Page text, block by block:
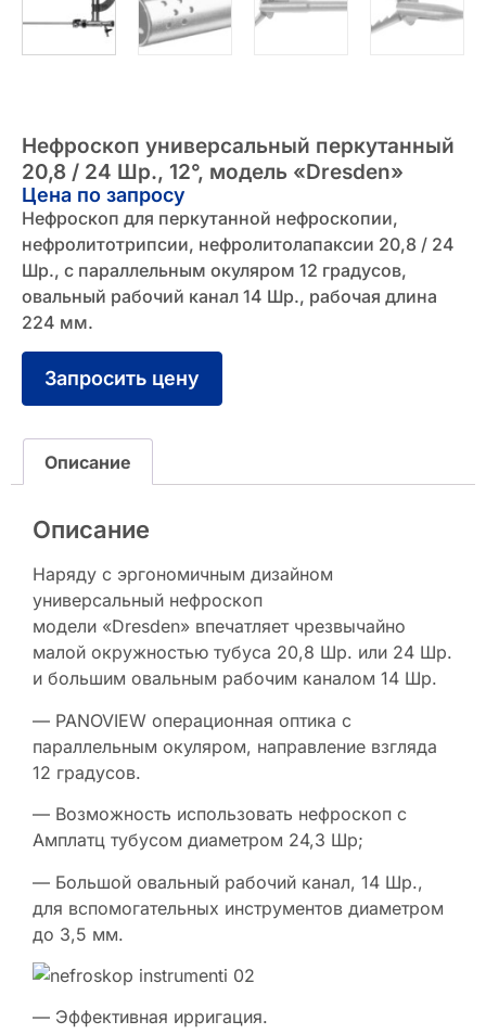
Нефроскоп универсальный перкутанный
20,8 / 24 Шр., 12°, модель «Dresden»
Цена по запросу
Нефроскоп для перкутанной нефроскопии,
нефролитотрипсии, нефролитолапаксии 20,8 / 24
Шр., с параллельным окуляром 12 градусов,
овальный рабочий канал 14 Шр., рабочая длина
224 мм.
Запросить цену
Описание
Описание
Наряду с эргономичным дизайном
универсальный нефроскоп
модели «Dresden» впечатляет чрезвычайно
малой окружностью тубуса 20,8 Шр. или 24 Шр.
и большим овальным рабочим каналом 14 Шр.
— PANOVIEW операционная оптика с
параллельным окуляром, направление взгляда
12 градусов.
— Возможность использовать нефроскоп с
Амплатц тубусом диаметром 24,3 Шр;
— Большой овальный рабочий канал, 14 Шр.,
для вспомогательных инструментов диаметром
до 3,5 мм.
— Эффективная ирригация.